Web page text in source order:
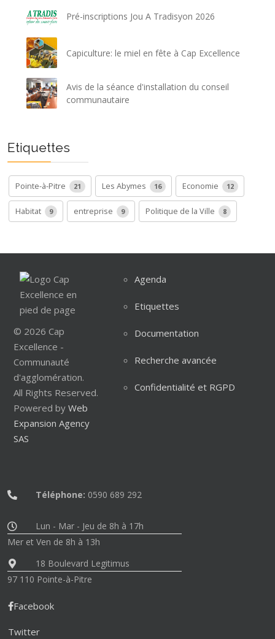
Pré-inscriptions Jou A Tradisyon 2026
Capiculture: le miel en fête à Cap Excellence
Avis de la séance d'installation du conseil
communautaire
Etiquettes
Pointe-à-Pitre 21 Les Abymes 16 Economie 12
Habitat 9 entreprise 9 Politique de la Ville 8
© 2026 Cap
Excellence -
Communauté
d'agglomération.
All Rights Reserved.
Powered by Web
Expansion Agency
SAS
Agenda
Etiquettes
Documentation
Recherche avancée
Confidentialité et RGPD
Téléphone: 0590 689 292
Lun - Mar - Jeu de 8h à 17h
Mer et Ven de 8h à 13h
18 Boulevard Legitimus
97 110 Pointe-à-Pitre
Facebook
Twitter